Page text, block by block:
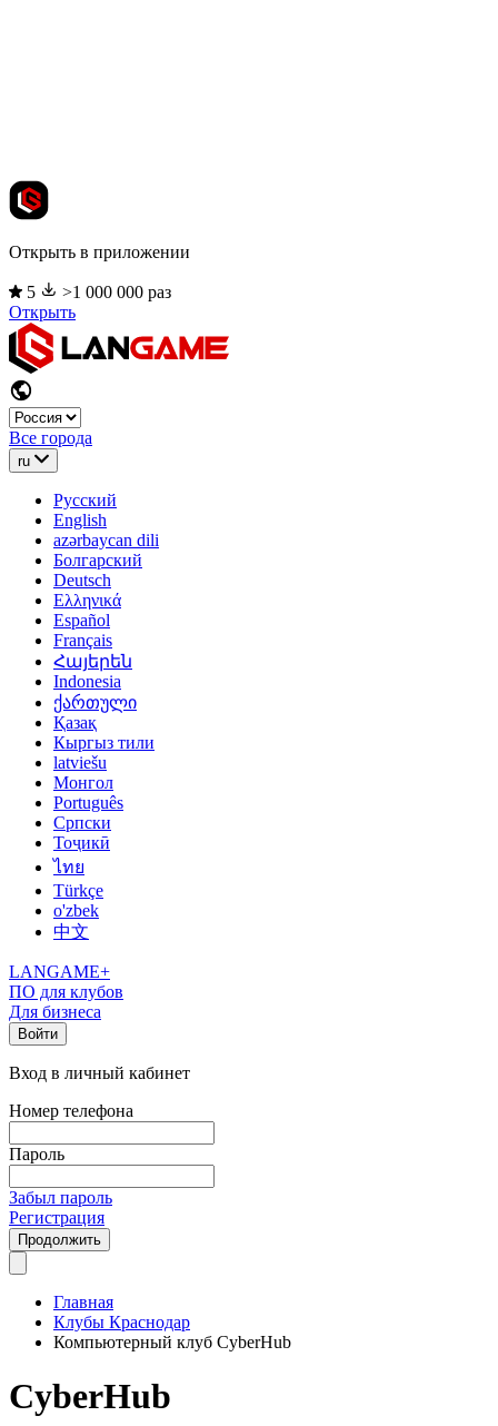
Открыть в приложении
5
>1 000 000 раз
Открыть
Все города
ru
Русский
English
azərbaycan dili
Болгарский
Deutsch
Ελληνικά
Español
Français
Հայերեն
Indonesia
ქართული
Қазақ
Кыргыз тили
latviešu
Монгол
Português
Српски
Тоҷикӣ
ไทย
Türkçe
o'zbek
中文
LANGAME+
ПО для клубов
Для бизнеса
Войти
Вход в личный кабинет
Номер телефона
Пароль
Забыл пароль
Регистрация
Продолжить
Главная
Клубы Краснодар
Компьютерный клуб CyberHub
CyberHub